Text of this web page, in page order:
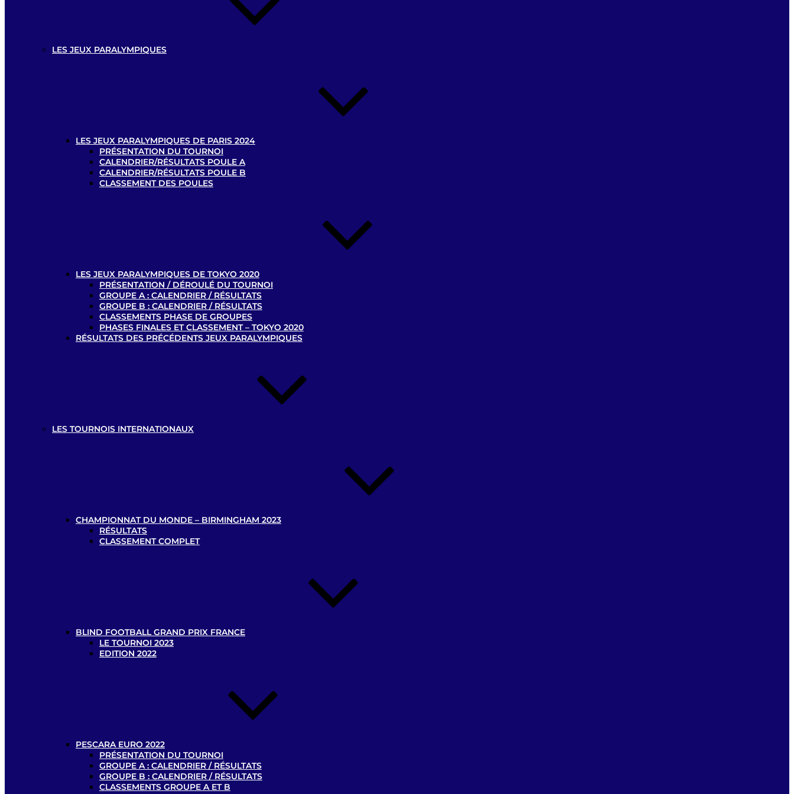
LES JEUX PARALYMPIQUES
LES JEUX PARALYMPIQUES DE PARIS 2024
PRÉSENTATION DU TOURNOI
CALENDRIER/RÉSULTATS POULE A
CALENDRIER/RÉSULTATS POULE B
CLASSEMENT DES POULES
LES JEUX PARALYMPIQUES DE TOKYO 2020
PRÉSENTATION / DÉROULÉ DU TOURNOI
GROUPE A : CALENDRIER / RÉSULTATS
GROUPE B : CALENDRIER / RÉSULTATS
CLASSEMENTS PHASE DE GROUPES
PHASES FINALES ET CLASSEMENT – TOKYO 2020
RÉSULTATS DES PRÉCÉDENTS JEUX PARALYMPIQUES
LES TOURNOIS INTERNATIONAUX
CHAMPIONNAT DU MONDE – BIRMINGHAM 2023
RÉSULTATS
CLASSEMENT COMPLET
BLIND FOOTBALL GRAND PRIX FRANCE
LE TOURNOI 2023
EDITION 2022
PESCARA EURO 2022
PRÉSENTATION DU TOURNOI
GROUPE A : CALENDRIER / RÉSULTATS
GROUPE B : CALENDRIER / RÉSULTATS
CLASSEMENTS GROUPE A ET B